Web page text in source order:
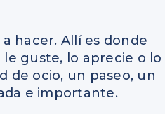
hacer. Allí es donde
guste, lo aprecie o lo
de ocio, un paseo, un
e importante.